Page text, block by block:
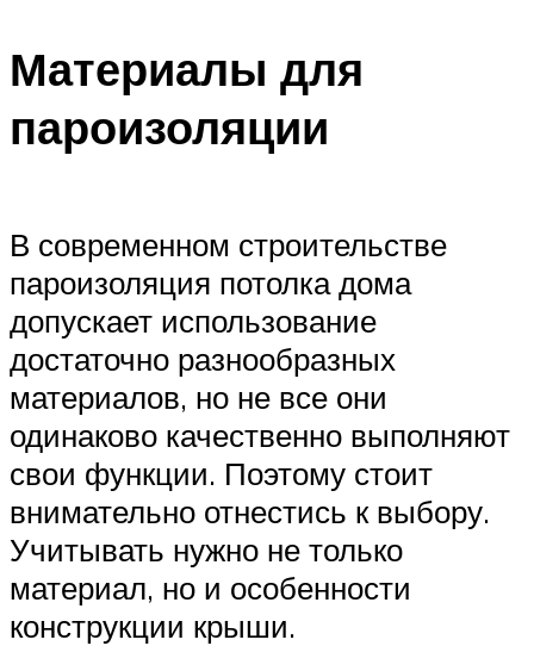
Материалы для
пароизоляции
В современном строительстве
пароизоляция потолка дома
допускает использование
достаточно разнообразных
материалов, но не все они
одинаково качественно выполняют
свои функции. Поэтому стоит
внимательно отнестись к выбору.
Учитывать нужно не только
материал, но и особенности
конструкции крыши.